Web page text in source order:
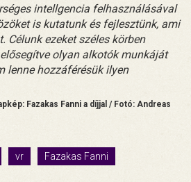
intellgencia felhasználásával
is kutatunk és fejlesztünk, ami
Célunk ezeket széles körben
olyan alkotók munkáját
lenne hozzáférésük ilyen
Fazakas Fanni a díjjal / Fotó: Andreas
vr Fazakas Fanni